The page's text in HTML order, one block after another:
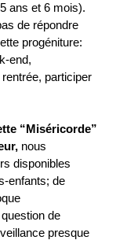
ans et 6 mois).
de répondre
progéniture:
end,
participer
“Miséricorde”
nous
disponibles
enfants; de
de
presque